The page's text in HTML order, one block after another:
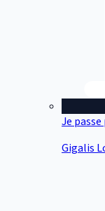
Je
Gigalis